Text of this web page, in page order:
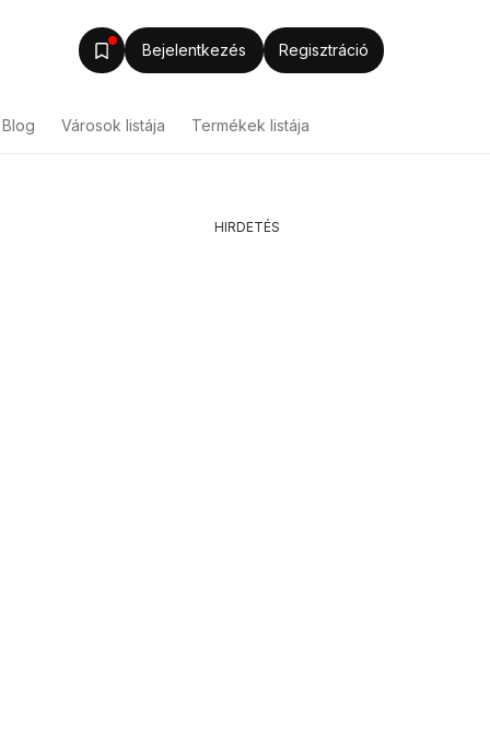
Bejelentkezés Regisztráció
Blog Városok listája Termékek listája
HIRDETÉS